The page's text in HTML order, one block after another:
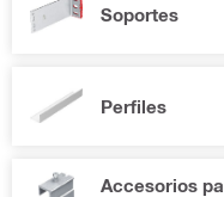
Soportes
Perfiles
Accesorios